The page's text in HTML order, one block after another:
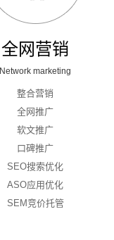
全网营销
Network marketing
整合营销
全网推广
软文推广
口碑推广
SEO搜索优化
ASO应用优化
SEM竞价托管